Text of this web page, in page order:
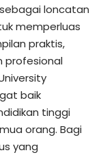
loncatan
memperluas
praktis,
profesional
baik
tinggi
orang. Bagi
yang